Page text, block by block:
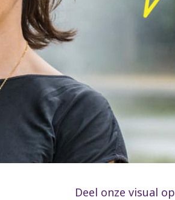
Deel onze visual op